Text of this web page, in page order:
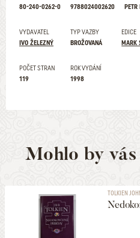
80-240-0262-0
9788024002620
PETR
VYDAVATEL
IVO ŽELEZNÝ
TYP VAZBY
BROŽOVANÁ
EDICE
MARK
POČET STRAN
119
ROK VYDÁNÍ
1998
Mohlo by
TOLKIEN